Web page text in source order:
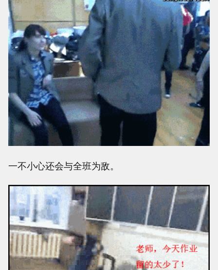
一不小心还会与全班为敌。